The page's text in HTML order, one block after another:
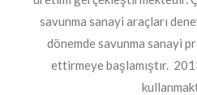
savunma sanayi araçları
dönemde savunma sanayi
ettirmeye başlamıştır.